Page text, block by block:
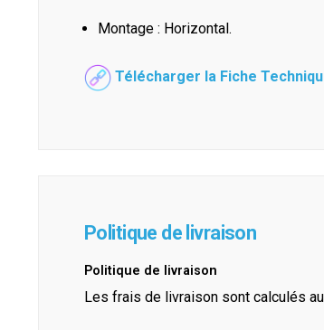
Montage : Horizontal.
Télécharger la Fiche
Politique de livraison
Politique de livraison
Les frais de livraison sont calculés